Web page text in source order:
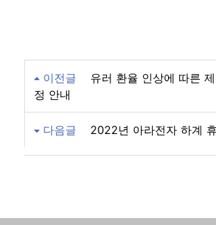
이전글
유러 환율 인상에 따른
정 안내
다음글
2022년 아라전자 하계